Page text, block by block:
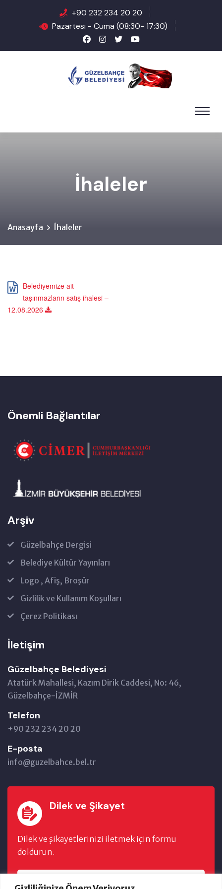
+90 232 234 20 20
Pazartesi - Cuma (08:30- 17:30)
İhaleler
Anasayfa İhaleler
Belediyemize ait
taşınmazların satış ihalesi –
12.08.2026
Önemli Bağlantılar
Arşiv
Güzelbahçe Dergisi
Belediye Kültür Yayınları
Logo , Afiş, Broşür
Gizlilik ve Kullanım Koşulları
Çerez Politikası
İletişim
Güzelbahçe Belediyesi
Atatürk Mahallesi, Kazım Dirik Caddesi, No: 46,
Güzelbahçe-İZMİR
Telefon
+90 232 234 20 20
E-posta
info@guzelbahce.bel.tr
Dilek ve Şikayet
Dilek ve şikayetlerinizi iletmek için formu
doldurun.